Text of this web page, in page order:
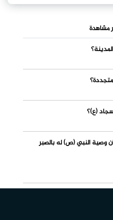
مشاهدة
(ع)؟
وصية النبي (ص) له بالصبر